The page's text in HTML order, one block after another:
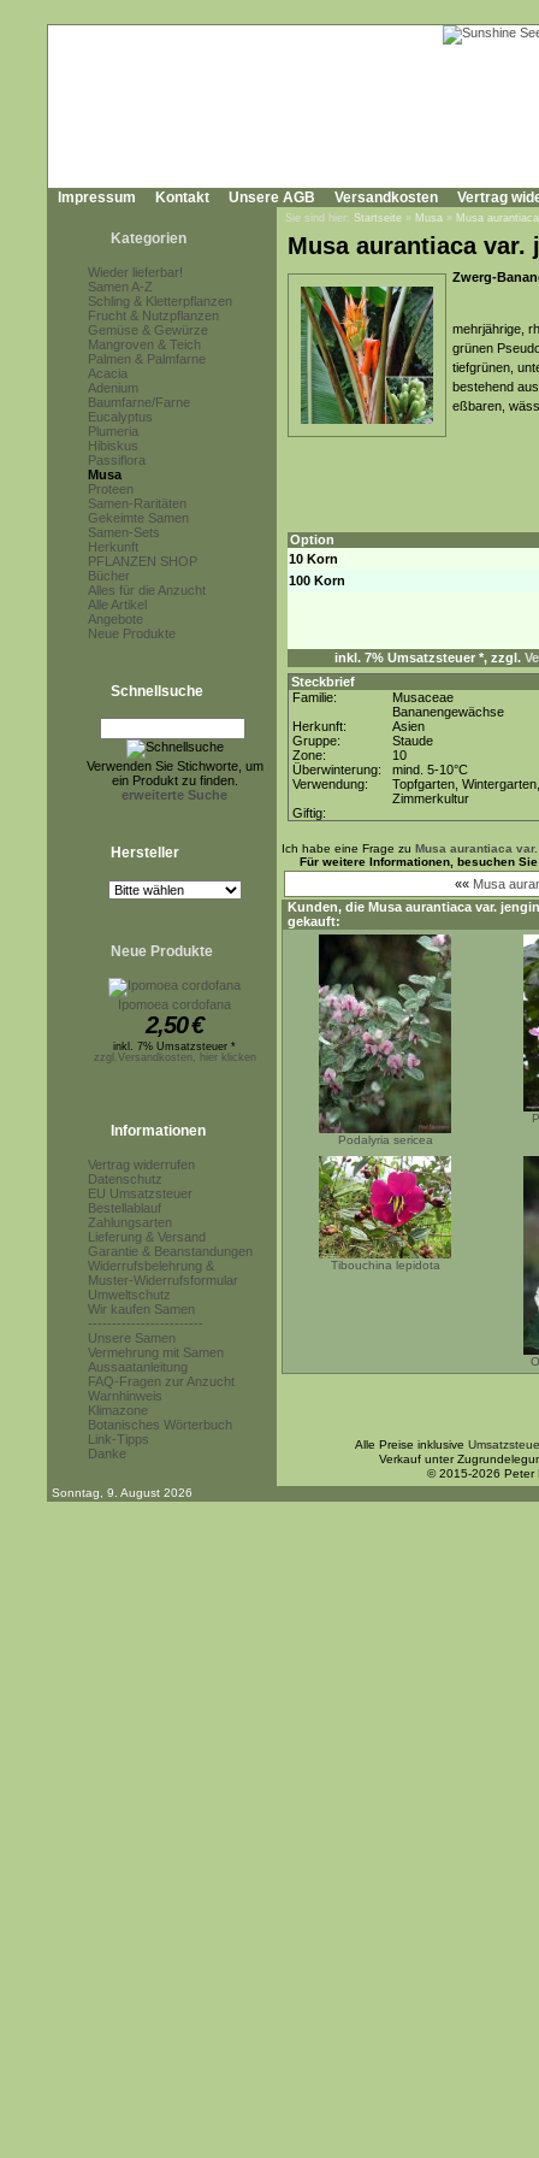
Impressum Kontakt Unsere AGB Versandkosten Vertrag
Kategorien
Wieder lieferbar!
Samen A-Z
Schling & Kletterpflanzen
Frucht & Nutzpflanzen
Gemüse & Gewürze
Mangroven & Teich
Palmen & Palmfarne
Acacia
Adenium
Baumfarne/Farne
Eucalyptus
Plumeria
Hibiskus
Passiflora
Musa
Proteen
Samen-Raritäten
Gekeimte Samen
Samen-Sets
Herkunft
PFLANZEN SHOP
Bücher
Alles für die Anzucht
Alle Artikel
Angebote
Neue Produkte
Schnellsuche
Verwenden Sie Stichworte, um
ein Produkt zu finden.
erweiterte Suche
Hersteller
Neue Produkte
Ipomoea cordofana
2,50€
inkl. 7% Umsatzsteuer *
zzgl.Versandkosten, hier klicken
Informationen
Vertrag widerrufen
Datenschutz
EU Umsatzsteuer
Bestellablauf
Zahlungsarten
Lieferung & Versand
Garantie & Beanstandungen
Widerrufsbelehrung &
Muster-Widerrufsformular
Umweltschutz
Wir kaufen Samen
------------------------
Unsere Samen
Vermehrung mit Samen
Aussaatanleitung
FAQ-Fragen zur Anzucht
Warnhinweis
Klimazone
Botanisches Wörterbuch
Link-Tipps
Danke
Sie sind hier: Startseite » Musa » Musa
Musa aurantiaca var.
Zwerg-
mehrjährige,
grünen
tiefgrünen,
bestehend
eßbaren,
Option
10 Korn
100 Korn
inkl. 7% Umsatzsteuer *, zzgl.
Steckbrief
Familie:
Musaceae
Bananengewächse
Herkunft:
Asien
Gruppe:
Staude
Zone:
10
Überwinterung:
mind. 5-10°C
Verwendung:
Topfgarten, Wintergarten,
Zimmerkultur
Giftig:
Ich habe eine Frage zu Musa aurantiaca
Für weitere Informationen, besuchen
«« Musa
Kunden, die Musa aurantiaca var.
gekauft:
Podalyria sericea
Tibouchina lepidota
Alle Preise inklusive
Verkauf unter
© 2015-2026 Peter
Sonntag, 9. August 2026